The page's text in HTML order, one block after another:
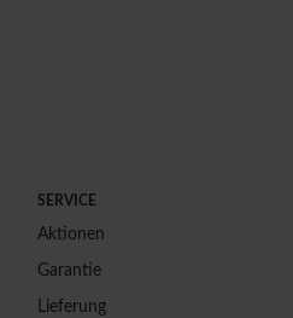
SERVICE
Aktionen
Garantie
Lieferung